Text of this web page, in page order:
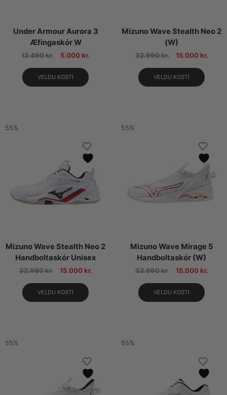
Under Armour Aurora 3
Æfingaskór W
12.490kr. 5.000 kr.
VELDU KOSTI
Mizuno Wave Stealth Neo 2
(W)
32.990kr. 15.000 kr.
VELDU KOSTI
55%
Mizuno Wave Stealth Neo 2
Handboltaskór Unisex
32.990kr. 15.000 kr.
VELDU KOSTI
55%
Mizuno Wave Mirage 5
Handboltaskór (W)
32.990kr. 15.000 kr.
VELDU KOSTI
55% 55%